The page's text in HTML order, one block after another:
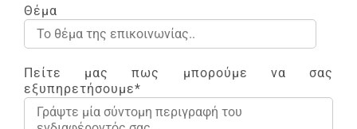
Θέμα
Πείτε μας πως μπορούμε να σας
εξυπηρετήσουμε*